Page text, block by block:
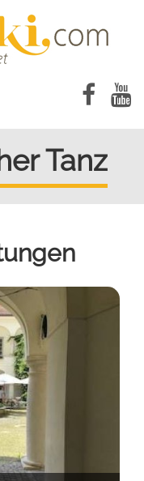
Tanz